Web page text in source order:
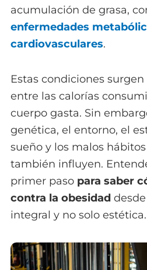
acumulación de grasa,
enfermedades
cardiovasculares.
Estas condiciones
entre las calorías
cuerpo gasta. Sin
genética, el entorno, el
sueño y los malos
también influyen.
primer paso para saber
contra la obesidad
integral y no solo estética.